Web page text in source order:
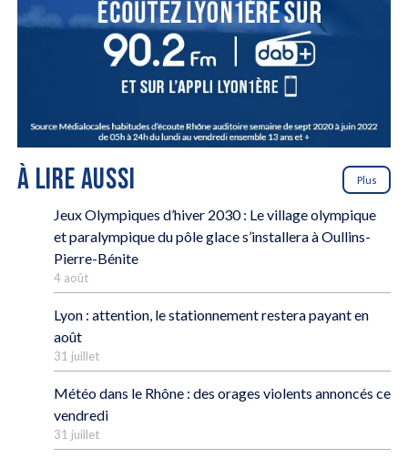
À LIRE AUSSI Plus
Jeux Olympiques d’hiver 2030 : Le village olympique
et paralympique du pôle glace s’installera à Oullins-
Pierre-Bénite
4 août
Lyon : attention, le stationnement restera payant en
août
31 juillet
Météo dans le Rhône : des orages violents annoncés ce
vendredi
31 juillet